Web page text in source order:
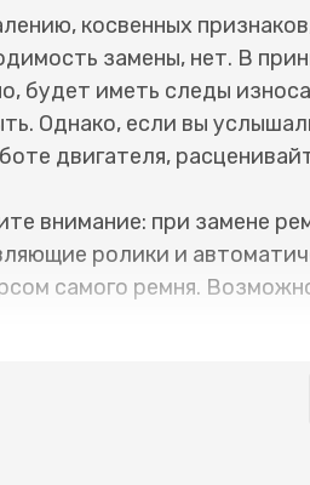
косвенных
замены, нет. В
будет иметь следы
Однако, если вы
двигателя,
внимание: при замене
ролики и
самого ремня.
9-7X (Сааб 9-7X) не